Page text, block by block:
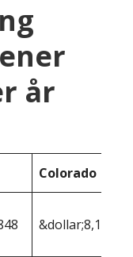
år
Colorado
&dollar;8,109